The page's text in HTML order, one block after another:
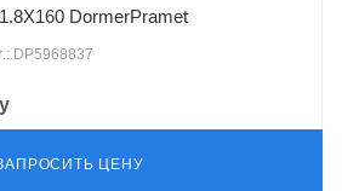
DormerPramet
DP5968837
ЦЕНУ